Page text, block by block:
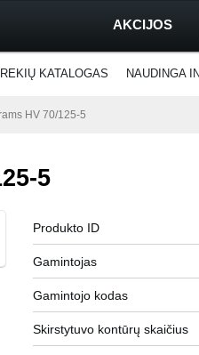
AKCIJOS
KATALOGAS NAUDINGA
HV 70/125-5
5
Produkto ID
Gamintojas
Gamintojo kodas
Skirstytuvo kontūrų skaičius